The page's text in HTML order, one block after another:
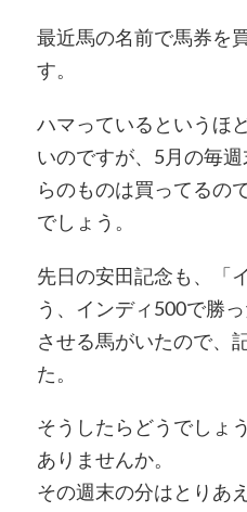
最近馬の名前で馬券を
す。
ハマっているというほ
いのですが、5月の毎
らのものは買ってるの
でしょう。
先日の安田記念も、「
う、インディ500で勝
させる馬がいたので、
た。
そうしたらどうでしょ
ありませんか。
その週末の分はとりあ